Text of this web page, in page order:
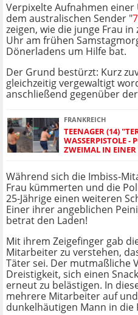
Verpixelte Aufnahmen
dem australischen Sender "
zeigen, wie die junge Frau
Uhr am frühen
Dönerladens um Hilfe bat.
Der Grund bestürzt: Kurz
gleichzeitig vergewaltigt
anschließend gegenüber
FRANKREICH
TEENAGER (14)
WASSERPISTOLE -
ZWEIMAL IN EINER
Während sich die Imbiss-
Frau kümmerten und die
25-Jährige einen weiteren
Einer ihrer angeblichen
betrat den Laden!
Mit ihrem Zeigefinger gab
Mitarbeiter zu verstehen,
Täter sei. Der mutmaßliche
Dreistigkeit, sich einen
erneut zu belästigen. In
mehrere Mitarbeiter auf
dunkelhäutigen Mann in die